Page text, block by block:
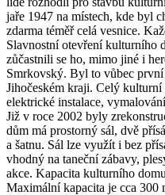
jaře 1947 na místech, kde byl
zdarma téměř celá vesnice.
Slavnostní otevření kulturního
zůčastnili se ho, mimo jiné i
Smrkovský. Byl to vůbec
Jihočeském kraji. Celý
elektrické instalace,
Již v roce 2002 byly
dům má prostorný sál, dvě
a šatnu. Sál lze využít i bez
vhodný na taneční zábavy,
akce. Kapacita kulturního
Maximální kapacita je cca 300